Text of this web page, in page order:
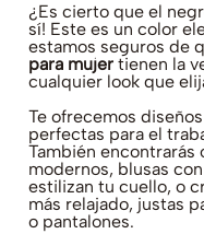
¿Es cierto que el
sí! Este es un color
estamos seguros de
para mujer tienen la
cualquier look que
Te ofrecemos
perfectas para el
También encontrarás
modernos, blusas
estilizan tu cuello, o
más relajado, justas
o pantalones.